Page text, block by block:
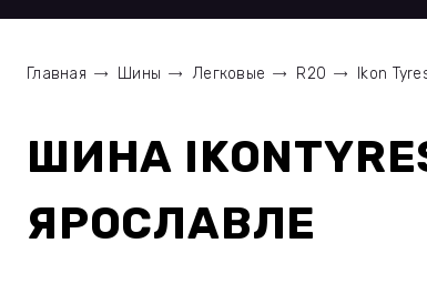
Главная Шины Легковые R20 Ikon
ШИНА
ЯРОСЛАВЛЕ